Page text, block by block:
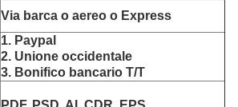
Via barca o aereo o Express
1. Paypal
2. Unione occidentale
3. Bonifico bancario T/T